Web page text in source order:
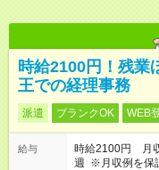
時給2100円！残
王での経理事務
派遣 ブランクOK WEB
給与
時給2100円 月
週 ※月収例を保